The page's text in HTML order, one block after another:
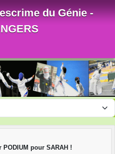
du Génie -
PODIUM pour SARAH !